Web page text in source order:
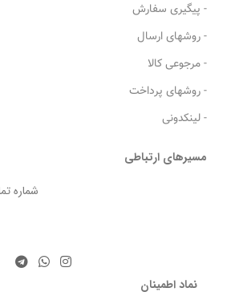
- پیگیری سفارش
- روشهای ارسال
- مرجوعی کالا
- روشهای پرداخت
- لینکدونی
مسیرهای ارتباطی
شماره
نماد اطمینان